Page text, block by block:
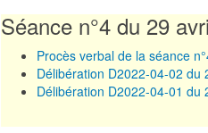
Séance n°4 du 29
Procès verbal de la séance
Délibération D2022-04-02 du
Délibération D2022-04-01 du